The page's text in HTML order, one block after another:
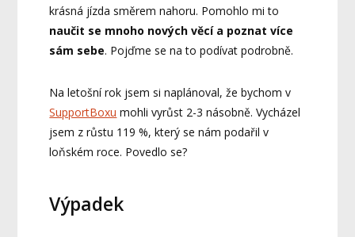
krásná jízda směrem nahoru. Pomohlo mi to
naučit se mnoho nových věcí a poznat více
sám sebe. Pojďme se na to podívat podrobně.
Na letošní rok jsem si naplánoval, že bychom v
SupportBoxu mohli vyrůst 2-3 násobně. Vycházel
jsem z růstu 119 %, který se nám podařil v
loňském roce. Povedlo se?
Výpadek